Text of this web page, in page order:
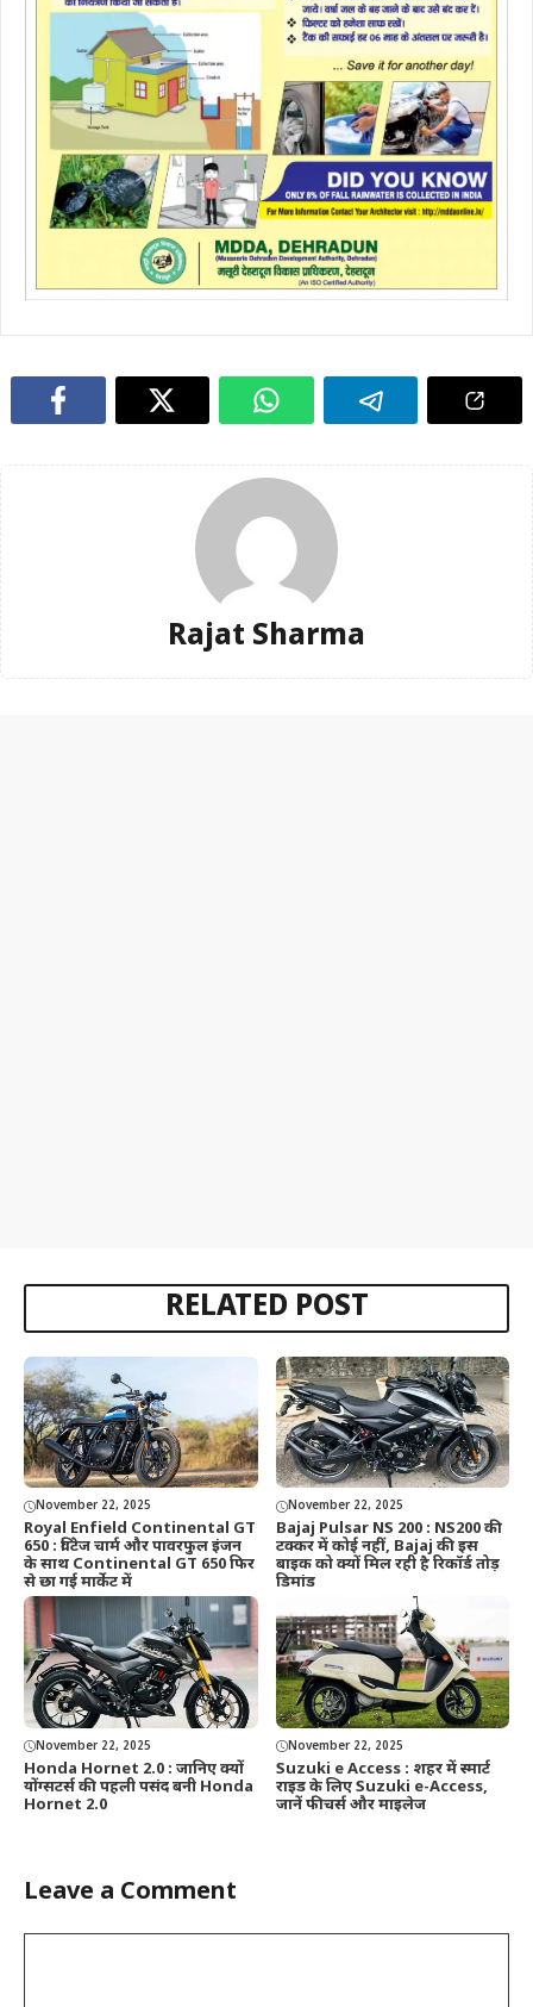
Rajat Sharma
RELATED POST
November 22, 2025
Royal Enfield Continental GT
650 : विंटेज चार्म और पावरफुल इंजन
के साथ Continental GT 650 फिर
से छा गई मार्केट में
November 22, 2025
Bajaj Pulsar NS 200 : NS200 की
टक्कर में कोई नहीं, Bajaj की इस
बाइक को क्यों मिल रही है रिकॉर्ड तोड़
डिमांड
November 22, 2025
Honda Hornet 2.0 : जानिए क्यों
योंग्सटर्स की पहली पसंद बनी Honda
Hornet 2.0
November 22, 2025
Suzuki e Access : शहर में स्मार्ट
राइड के लिए Suzuki e-Access,
जानें फीचर्स और माइलेज
Leave a Comment